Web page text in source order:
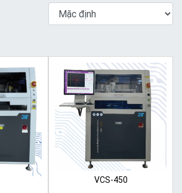
VCS-450